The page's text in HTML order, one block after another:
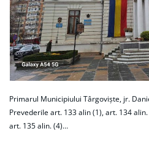
Primarul Municipiului Târgoviște, jr.
Prevederile art. 133 alin (1), art. 134
art. 135 alin. (4)…